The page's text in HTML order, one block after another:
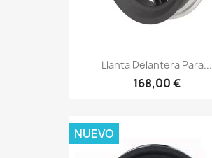
Llanta Delantera Para...
168,00 €
NUEVO